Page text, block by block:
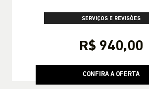
SERVIÇOS E REVISÕES
R$ 940,00
CONFIRA A OFERTA